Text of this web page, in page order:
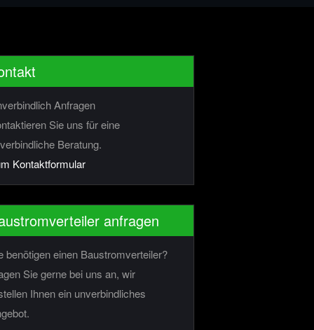
Anfragen
Sie uns für eine
Beratung.
Kontaktformular
anfragen
benötigen einen Baustromverteiler?
Sie gerne bei uns an, wir
Ihnen ein unverbindliches